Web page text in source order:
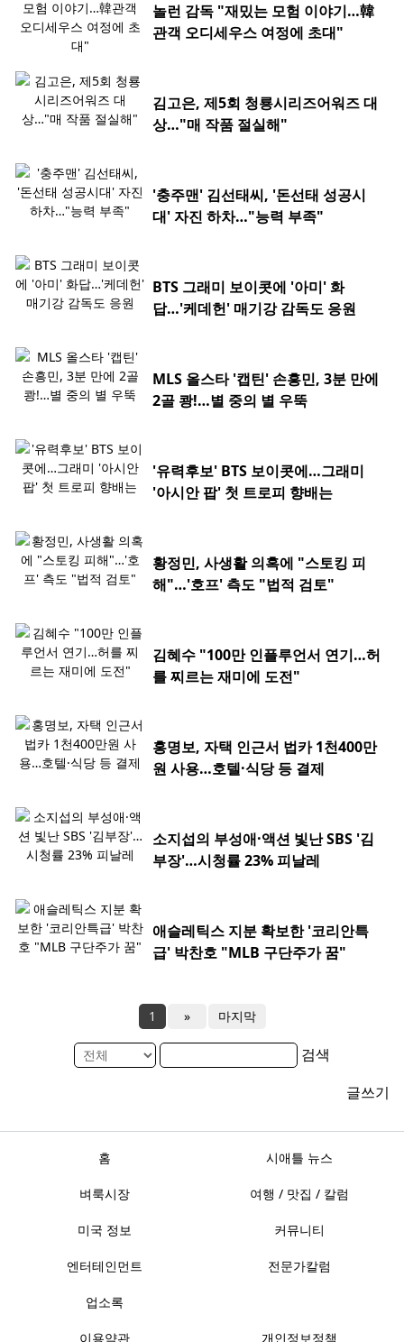
놀런 감독 "재밌는 모험 이야기…韓
관객 오디세우스 여정에 초대"
김고은, 제5회 청룡시리즈어워즈 대
상…"매 작품 절실해"
'충주맨' 김선태씨, '돈선태 성공시
대' 자진 하차…"능력 부족"
BTS 그래미 보이콧에 '아미' 화
답…'케데헌' 매기강 감독도 응원
MLS 올스타 '캡틴' 손흥민, 3분 만에
2골 쾅!…별 중의 별 우뚝
'유력후보' BTS 보이콧에…그래미
'아시안 팝' 첫 트로피 향배는
황정민, 사생활 의혹에 "스토킹 피
해"…'호프' 측도 "법적 검토"
김혜수 "100만 인플루언서 연기…허
를 찌르는 재미에 도전"
홍명보, 자택 인근서 법카 1천400만
원 사용…호텔·식당 등 결제
소지섭의 부성애·액션 빛난 SBS '김
부장'…시청률 23% 피날레
애슬레틱스 지분 확보한 '코리안특
급' 박찬호 "MLB 구단주가 꿈"
1 » 마지막
검색
글쓰기
홈 시애틀 뉴스
벼룩시장 여행 / 맛집 / 칼럼
미국 정보 커뮤니티
엔터테인먼트 전문가칼럼
업소록
이용약관 개인정보정책